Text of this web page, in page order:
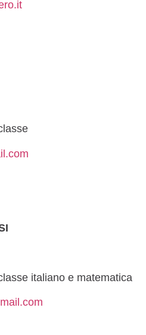
italiano e matematica